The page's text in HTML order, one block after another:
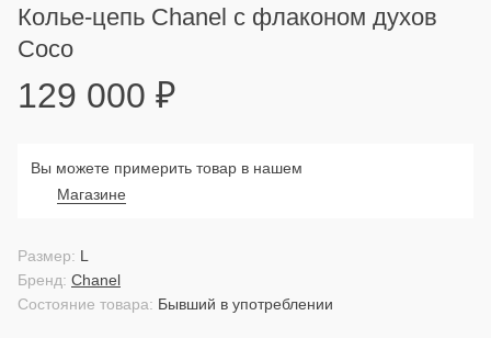
Колье-цепь Chanel с флаконом духов
Coco
129 000 ₽
Вы можете примерить товар в нашем
Магазине
Состояние товара: Бывший в употреблении
Бренд: Chanel
Размер: L